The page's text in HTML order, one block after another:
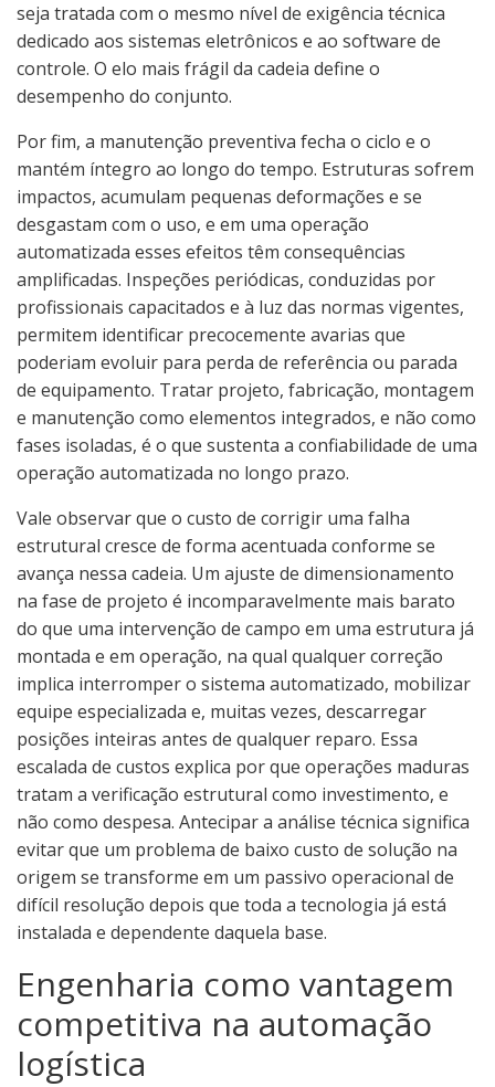
seja tratada com o mesmo nível de exigência técnica
dedicado aos sistemas eletrônicos e ao software de
controle. O elo mais frágil da cadeia define o
desempenho do conjunto.
Por fim, a manutenção preventiva fecha o ciclo e o
mantém íntegro ao longo do tempo. Estruturas sofrem
impactos, acumulam pequenas deformações e se
desgastam com o uso, e em uma operação
automatizada esses efeitos têm consequências
amplificadas. Inspeções periódicas, conduzidas por
profissionais capacitados e à luz das normas vigentes,
permitem identificar precocemente avarias que
poderiam evoluir para perda de referência ou parada
de equipamento. Tratar projeto, fabricação, montagem
e manutenção como elementos integrados, e não como
fases isoladas, é o que sustenta a confiabilidade de uma
operação automatizada no longo prazo.
Vale observar que o custo de corrigir uma falha
estrutural cresce de forma acentuada conforme se
avança nessa cadeia. Um ajuste de dimensionamento
na fase de projeto é incomparavelmente mais barato
do que uma intervenção de campo em uma estrutura já
montada e em operação, na qual qualquer correção
implica interromper o sistema automatizado, mobilizar
equipe especializada e, muitas vezes, descarregar
posições inteiras antes de qualquer reparo. Essa
escalada de custos explica por que operações maduras
tratam a verificação estrutural como investimento, e
não como despesa. Antecipar a análise técnica significa
evitar que um problema de baixo custo de solução na
origem se transforme em um passivo operacional de
difícil resolução depois que toda a tecnologia já está
instalada e dependente daquela base.
Engenharia como vantagem
competitiva na automação
logística